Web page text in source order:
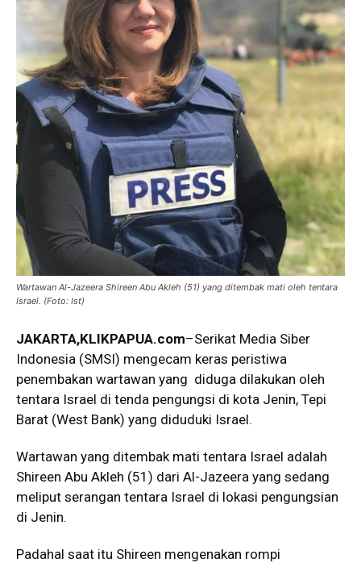
Wartawan Al-Jazeera Shireen Abu Akleh (51) yang ditembak mati oleh tentara
Israel. (Foto: Ist)
JAKARTA,KLIKPAPUA.com–Serikat Media Siber
Indonesia (SMSI) mengecam keras peristiwa
penembakan wartawan yang diduga dilakukan oleh
tentara Israel di tenda pengungsi di kota Jenin, Tepi
Barat (West Bank) yang diduduki Israel.
Wartawan yang ditembak mati tentara Israel adalah
Shireen Abu Akleh (51) dari Al-Jazeera yang sedang
meliput serangan tentara Israel di lokasi pengungsian
di Jenin.
Padahal saat itu Shireen mengenakan rompi